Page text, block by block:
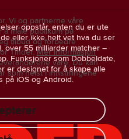
oppstår, enten du er ute
eller ikke helt vet hva du ser
over 55 milliarder matcher –
Funksjoner som Dobbeldate,
er designet for å skape alle
på iOS og Android.
Vi og partnerne våre
måle publikum på
tilbud og forbedre
Tinder. Mer informasjon
våre. Du kan
som helst i innstillingene